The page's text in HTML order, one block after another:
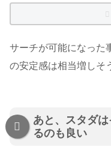
サーチが可能になった
の安定感は相当増しそ
あと、スタダ
るのも良い